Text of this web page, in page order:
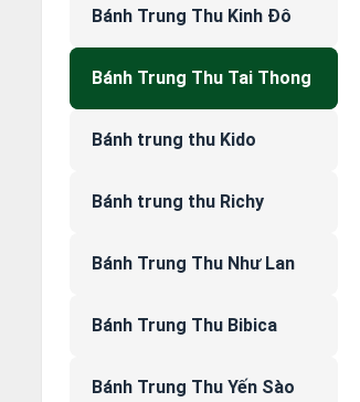
Bánh Trung Thu Kinh Đô
Bánh Trung Thu Tai Thong
Bánh trung thu Kido
Bánh trung thu Richy
Bánh Trung Thu Như Lan
Bánh Trung Thu Bibica
Bánh Trung Thu Yến Sào